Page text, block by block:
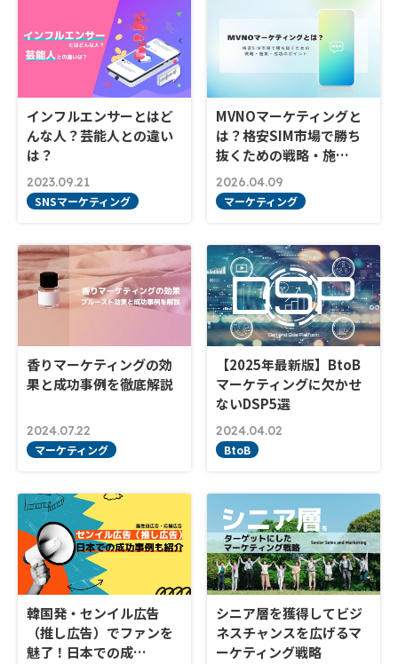
インフルエンサーとはど
んな人？芸能人との違い
は？
2023.09.21
SNSマーケティング
MVNOマーケティングと
は？格安SIM市場で勝ち
抜くための戦略・施…
2026.04.09
マーケティング
香りマーケティングの効
果と成功事例を徹底解説
2024.07.22
マーケティング
【2025年最新版】BtoB
マーケティングに欠かせ
ないDSP5選
2024.04.02
BtoB
韓国発・センイル広告
（推し広告）でファンを
魅了！日本での成…
シニア層を獲得してビジ
ネスチャンスを広げるマ
ーケティング戦略